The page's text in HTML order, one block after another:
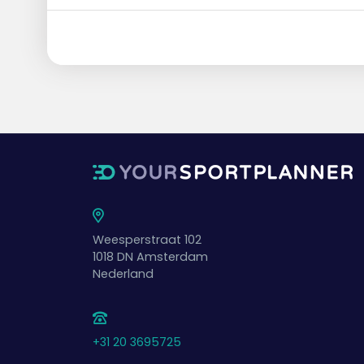
Weesperstraat 102
1018 DN Amsterdam
Nederland
+31 20 3695725